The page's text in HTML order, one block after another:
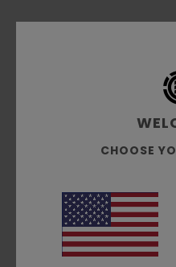
Tela lisa de
Conscious by
ajuste
Mangas:manga
Cierre:Cierre con
Bolsillos:bolsillo de
Marca:Etiqueta de
CHOOSE